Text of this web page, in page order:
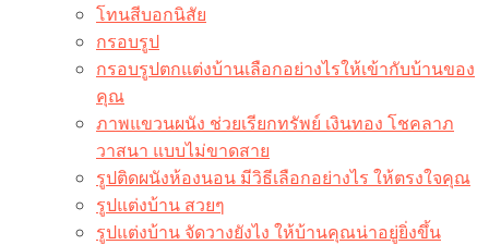
โทนสีบอกนิสัย
กรอบรูป
กรอบรูปตกแต่งบ้านเลือกอย่างไรให้เข้ากับบ้านของ
คุณ
ภาพแขวนผนัง ช่วยเรียกทรัพย์ เงินทอง โชคลาภ
วาสนา แบบไม่ขาดสาย
รูปติดผนังห้องนอน มีวิธีเลือกอย่างไร ให้ตรงใจคุณ
รูปแต่งบ้าน สวยๆ
รูปแต่งบ้าน จัดวางยังไง ให้บ้านคุณน่าอยู่ยิ่งขึ้น